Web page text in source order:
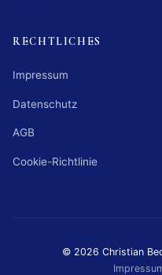
RECHTLICHES
Impressum
Datenschutz
AGB
Cookie-Richtlinie
© 2026 Christian